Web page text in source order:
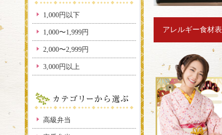
アレルギー食材
1,000円以下
1,000〜1,999円
2,000〜2,999円
3,000円以上
高級弁当